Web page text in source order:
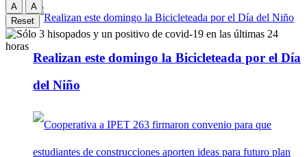
Realizan este domingo la Bicicleteada por el Día
del Niño
A
A
Reset